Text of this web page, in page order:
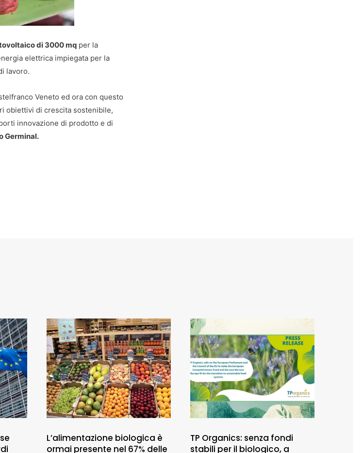
di 3000 mq per la
elettrica impiegata per la
lavoro.
Veneto ed ora con questo
obiettivi di crescita sostenibile,
innovazione di prodotto e di
Germinal.
L’alimentazione biologica è
ormai presente nel 67% delle
TP Organics: senza fondi
stabili per il biologico, a